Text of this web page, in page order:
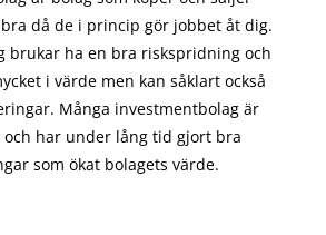
då de i princip görjobbet åt dig.
brukar ha en bra riskspridning och
i värde men kan såklart också
Många investmentbolag är
har under lång tid gjort bra
som ökat bolagets värde.